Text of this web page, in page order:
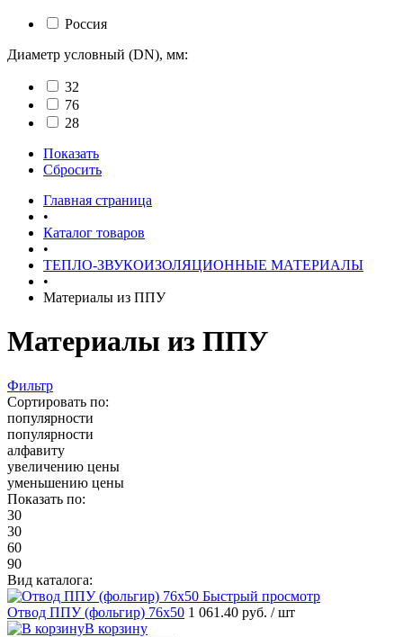
Россия
Диаметр условный (DN), мм:
32
76
28
Показать
Сбросить
Главная страница
•
Каталог товаров
•
ТЕПЛО-ЗВУКОИЗОЛЯЦИОННЫЕ МАТЕРИАЛЫ
•
Материалы из ППУ
Материалы из ППУ
Фильтр
Сортировать по:
популярности
популярности
алфавиту
увеличению цены
уменьшению цены
Показать по:
30
30
60
90
Вид каталога:
Быстрый просмотр
Отвод ППУ (фольгир) 76х50 1 061.40 руб. / шт
В корзину